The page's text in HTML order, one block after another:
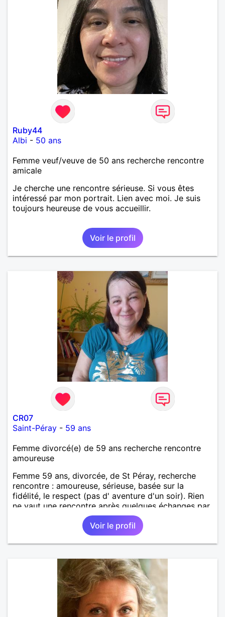
Ruby44
Albi - 50 ans
Femme veuf/veuve de 50 ans recherche rencontre
amicale
Je cherche une rencontre sérieuse. Si vous êtes
intéressé par mon portrait. Lien avec moi. Je suis
toujours heureuse de vous accueillir.
Voir le profil
CR07
Saint-Péray - 59 ans
Femme divorcé(e) de 59 ans recherche rencontre
amoureuse
Femme 59 ans, divorcée, de St Péray, recherche
rencontre : amoureuse, sérieuse, basée sur la
fidélité, le respect (pas d' aventure d'un soir). Rien
ne vaut une rencontre après quelques échanges par
messages pour savoir si il y a un feeling entre les
deux et le désir de se revoir. Au plaisir de se
Voir le profil